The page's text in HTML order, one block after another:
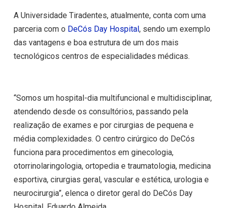
A Universidade Tiradentes, atualmente, conta com uma
parceria com o DeCós Day Hospital, sendo um exemplo
das vantagens e boa estrutura de um dos mais
tecnológicos centros de especialidades médicas.
“Somos um hospital-dia multifuncional e multidisciplinar,
atendendo desde os consultórios, passando pela
realização de exames e por cirurgias de pequena e
média complexidades. O centro cirúrgico do DeCós
funciona para procedimentos em ginecologia,
otorrinolaringologia, ortopedia e traumatologia, medicina
esportiva, cirurgias geral, vascular e estética, urologia e
neurocirurgia”, elenca o diretor geral do DeCós Day